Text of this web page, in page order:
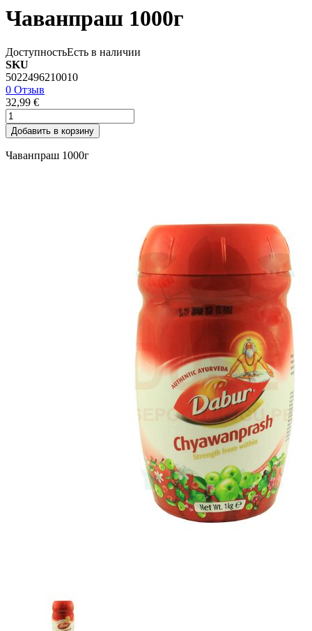
Чаванпраш 1000г
ДоступностьЕсть в наличии
SKU
5022496210010
0 Отзыв
32,99 €
Добавить в корзину
Чаванпраш 1000г